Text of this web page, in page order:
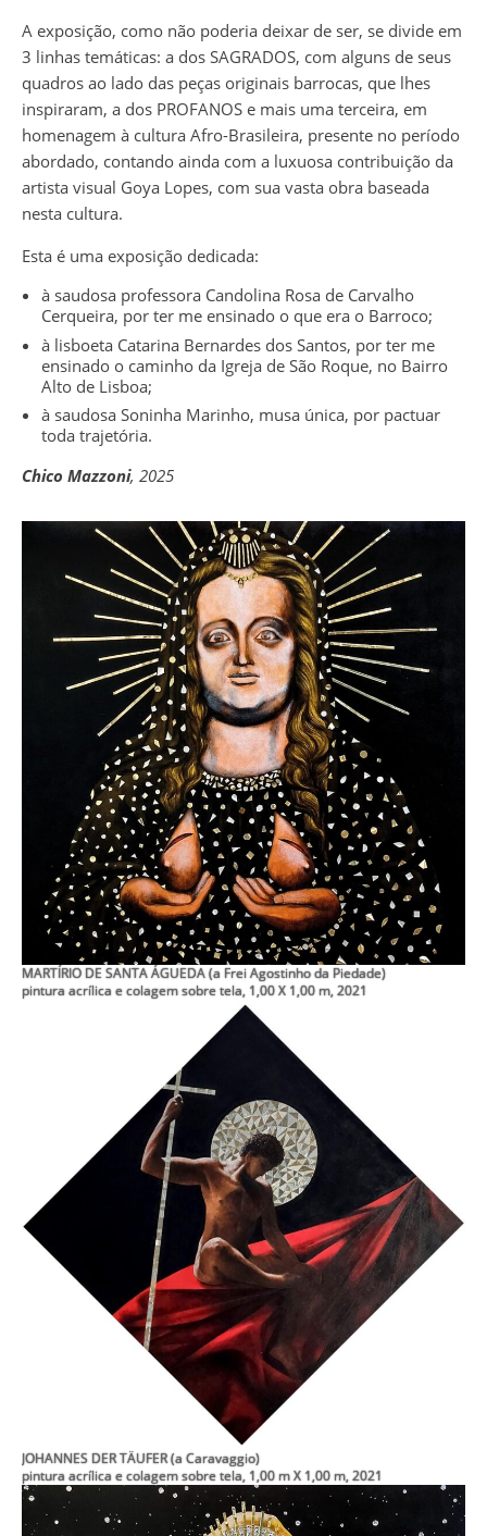
A exposição, como não poderia deixar de ser, se divide em
3 linhas temáticas: a dos SAGRADOS, com alguns de seus
quadros ao lado das peças originais barrocas, que lhes
inspiraram, a dos PROFANOS e mais uma terceira, em
homenagem à cultura Afro-Brasileira, presente no período
abordado, contando ainda com a luxuosa contribuição da
artista visual Goya Lopes, com sua vasta obra baseada
nesta cultura.
Esta é uma exposição dedicada:
à saudosa professora Candolina Rosa de Carvalho
Cerqueira, por ter me ensinado o que era o Barroco;
à lisboeta Catarina Bernardes dos Santos, por ter me
ensinado o caminho da Igreja de São Roque, no Bairro
Alto de Lisboa;
à saudosa Soninha Marinho, musa única, por pactuar
toda trajetória.
Chico Mazzoni, 2025
MARTÍRIO DE SANTA ÁGUEDA (a Frei Agostinho da Piedade)
pintura acrílica e colagem sobre tela, 1,00 X 1,00 m, 2021
JOHANNES DER TÄUFER (a Caravaggio)
pintura acrílica e colagem sobre tela, 1,00 m X 1,00 m, 2021